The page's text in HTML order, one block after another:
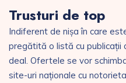
Trusturi de top
Indiferent de nișa în care
pregătită o listă cu
deal. Ofertele se vor
site-uri naționale cu